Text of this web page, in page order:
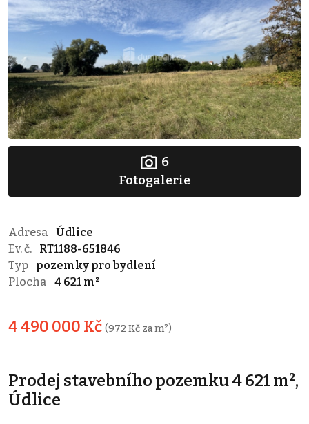
6
Fotogalerie
Adresa
Údlice
Ev. č.
RT1188-651846
Typ
pozemky pro bydlení
Plocha
4 621 m²
4 490 000 Kč (972 Kč za m²)
Prodej stavebního pozemku 4 621 m²,
Údlice